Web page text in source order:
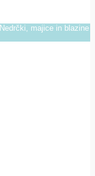
majice in blazine